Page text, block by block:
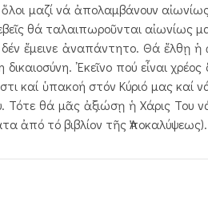
μαζί νά ἀπολαμβάνουν
θά ταλαιπωροῦνται αἰωνίως
ἔμεινε ἀναπάντητο. Θά ἔλθῃ
᾿Εκεῖνο πού εἶναι
καί ὑπακοή στόν Κύριό μας καί
Τότε θά μᾶς ἀξιώσῃ ἡ Χάρις Του
ἀπό τό βιβλίον τῆς Ἀποκαλύψεως).